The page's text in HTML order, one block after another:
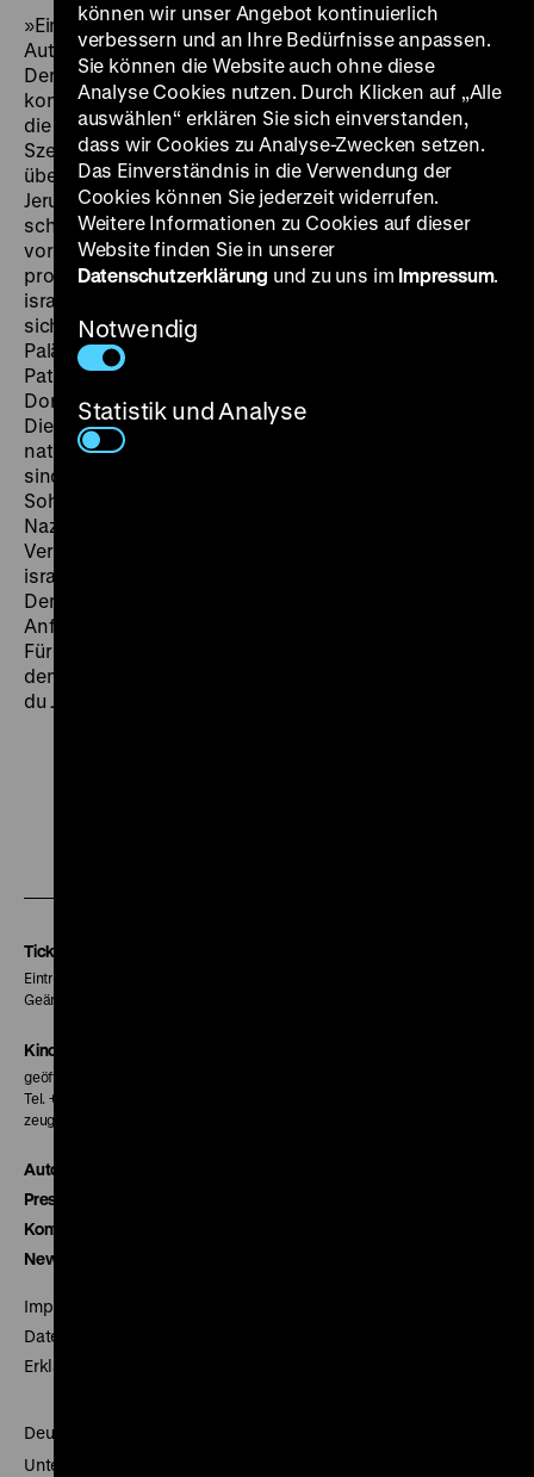
»Ein Araber schnippt einen Mirabellenkern aus dem
Autofenster. Der Kern streift einen israelischen Panzer.
Der Panzer detoniert. – Mit vermeintlich lässiger Geste
kontert der palästinensische Regisseur Elia Suleiman
die Unterdrückung seines Volks. In einer anderen
Szene trudelt das Porträt Arafats auf einem rosa Ballon
über alle israelischen Militärkontrollen hinweg nach
Jerusalem und bleibt neckisch über dem Felsendom
schweben. Dort also, wo Scharons unsäglicher Auftritt
vor zweieinhalb Jahren die Al Aksa Intifada
provozierte. Oder: Die Pappkameraden, auf die eine
israelische Einheit das Zielschießen trainiert, vereinen
sich zur Hongkong-Action-Heroine im
Palästinensertuch, an der alle Ballistik scheitert.
Patronen formieren sich um ihr Haupt zur
Dornenkrone, bevor sie unnütz zu Boden ploppen.
Diese Allmachtsphantasien sind in Divine Intervention
natürlich ironisierend überzeichnet, erwachsen aber
sind sie aus persönlichem Zorn. Elia Suleiman, 1960 als
Sohn eines palästinensischen Widerständlers in
Nazareth geboren, macht keinen Hehl aus seiner
Verachtung. ›Wir sind im Krieg. Ich habe gerade einen
israelischen Panzer erledigt. Vater, Ruhe in Frieden.
Denen werden wir keinen geben. Dies ist erst der
Anfang.‹, so schreibt er im Presseheft.« (Urs Richter)
Für diesen ersten palästinensischen Film jemals auf
dem Filmfestival in Cannes erhielt Suleiman den »Prix
du Jury«.
Tickets
Eintritt 5 €
Geänderte Preise sind im Programm vermerkt.
Kinokasse
geöffnet 30 Minuten vor Beginn der ersten Vorstellung
Tel. + 49 30 20304-770
zeughauskino@dhm.de
Autor*innen
Presse
Kontakt
Newsletter
Impressum
Datenschutz
Erklärung digitale Barrierefreiheit
Deutsches Historisches Museum
Unter den Linden 2
können wir unser Angebot kontinuierlich
verbessern und an Ihre Bedürfnisse anpassen.
Sie können die Website auch ohne diese
Analyse Cookies nutzen. Durch Klicken auf „Alle
auswählen“ erklären Sie sich einverstanden,
dass wir Cookies zu Analyse-Zwecken setzen.
Das Einverständnis in die Verwendung der
Cookies können Sie jederzeit widerrufen.
Weitere Informationen zu Cookies auf dieser
Website finden Sie in unserer
Datenschutzerklärung und zu uns im Impressum.
Notwendig
Statistik und Analyse